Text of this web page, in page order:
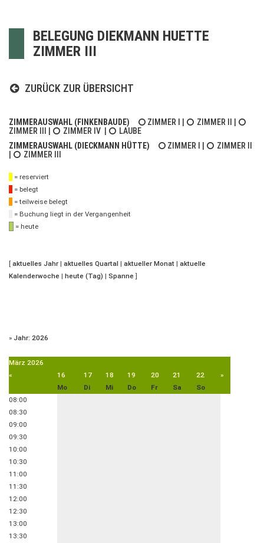
BELEGUNG DIEKMANN HUETTE
ZIMMER III
ZURÜCK ZUR ÜBERSICHT
ZIMMERAUSWAHL (FINKENBAUDE) ZIMMER I ZIMMER II
ZIMMER III
ZIMMER IV
LAUBE
ZIMMERAUSWAHL (DIECKMANN HÜTTE)
ZIMMER I
ZIMMER II
ZIMMER III
= reserviert
= belegt
= teilweise belegt
= Buchung liegt in der Vergangenheit
= heute
[ aktuelles Jahr | aktuelles Quartal | aktueller Monat | aktuelle
Kalenderwoche | heute (Tag) | Spanne ]
» Jahr: 2026
März 2026
«
16 17 18 19 20 21 22
»
Mo
Di Mi Do Fr Sa
So
08:00
08:30
09:00
09:30
10:00
10:30
11:00
11:30
12:00
12:30
13:00
13:30